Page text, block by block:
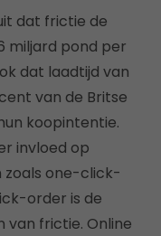
dat frictie de
miljard pond per
dat laadtijd van
van de Britse
koopintentie.
invloed op
zoals one-click-
order is de
van frictie. Online